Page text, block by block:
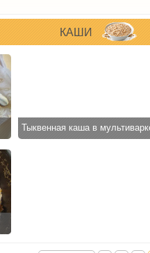
КАШИ
Тыквенная каша в